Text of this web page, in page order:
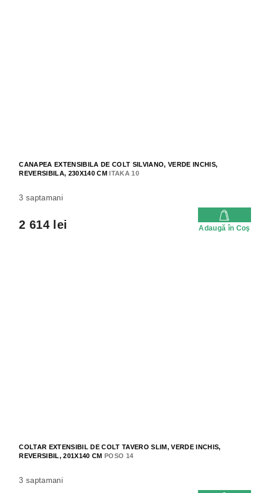
CANAPEA EXTENSIBILA DE COLT SILVIANO, VERDE INCHIS,
REVERSIBILA, 230X140 CMITAKA 10
3 saptamani
2 614 lei Adaugă în Coş
COLTAR EXTENSIBIL DE COLT TAVERO SLIM, VERDE INCHIS,
REVERSIBIL, 201X140 CM POSO 14
3 saptamani